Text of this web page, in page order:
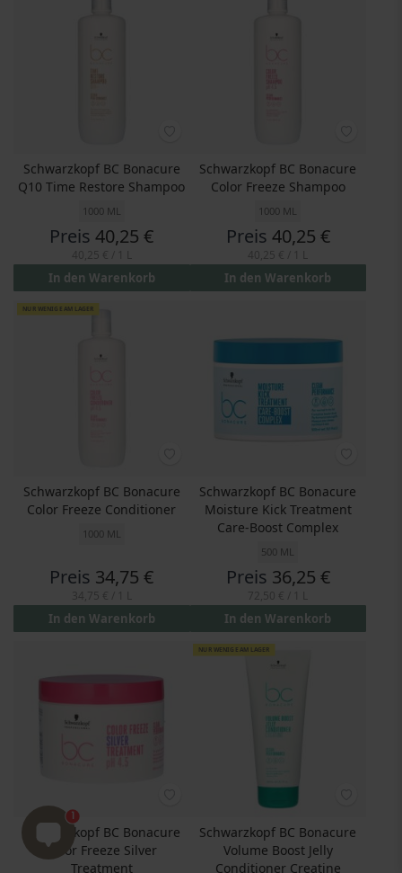
Schwarzkopf BC Bonacure
Q10 Time Restore Shampoo
1000 ML
Preis 40,25 €
In den Warenkorb
Schwarzkopf BC Bonacure
Color Freeze Shampoo
1000 ML
Preis 40,25 €
In den Warenkorb
NUR WENIGE AM LAGER
Schwarzkopf BC Bonacure
Color Freeze Conditioner
1000 ML
Preis 34,75 €
In den Warenkorb
Schwarzkopf BC Bonacure
Moisture Kick Treatment
Care-Boost Complex
500 ML
Preis 36,25 €
In den Warenkorb
Schwarzkopf BC Bonacure
Color Freeze Silver
Treatment
NUR WENIGE AM LAGER
Schwarzkopf BC Bonacure
Volume Boost Jelly
Conditioner Creatine
1